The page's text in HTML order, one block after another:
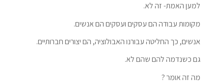
למען האמת- זה לא.
מקומות עבודה הם עסקים ועסקים הם אנשים.
אנשים, כך החליטה עבורנו האבולוציה, הם יצורים חברותיים.
גם כשנדמה להם שהם לא.
מה זה אומר ?